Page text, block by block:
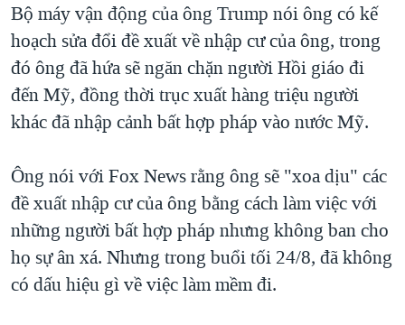
Bộ máy vận động của ông Trump nói ông có kế
hoạch sửa đổi đề xuất về nhập cư của ông, trong
đó ông đã hứa sẽ ngăn chặn người Hồi giáo đi
đến Mỹ, đồng thời trục xuất hàng triệu người
khác đã nhập cảnh bất hợp pháp vào nước Mỹ.
Ông nói với Fox News rằng ông sẽ "xoa dịu" các
đề xuất nhập cư của ông bằng cách làm việc với
những người bất hợp pháp nhưng không ban cho
họ sự ân xá. Nhưng trong buổi tối 24/8, đã không
có dấu hiệu gì về việc làm mềm đi.